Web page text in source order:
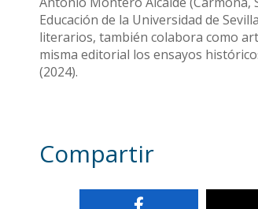
Educación de la Universidad de
literarios, también colabora como
misma editorial los ensayos
(2024).
Compartir